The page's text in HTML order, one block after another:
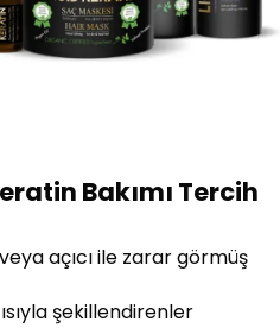
Bakımı Tercih
açıcı ile zarar görmüş
ısıyla şekillendirenler